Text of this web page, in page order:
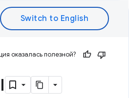
оказалась полезной?